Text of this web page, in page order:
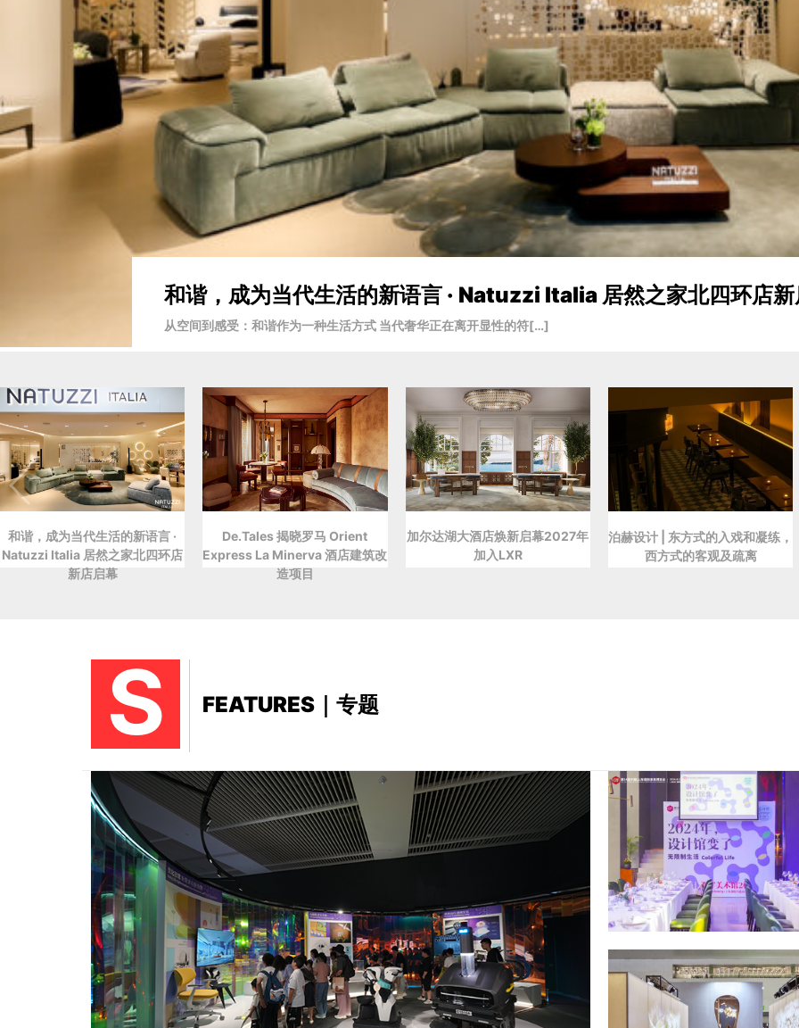
和谐，成为当代生活的新语言 · Natuzzi Italia 居然之家北四环店
从空间到感受：和谐作为一种生活方式 当代奢华正在离开显性的符[…]
和谐，成为当代生活的新语言 ·
Natuzzi Italia 居然之家北四环店
新店启幕
De.Tales 揭晓罗马 Orient
Express La Minerva 酒店建筑改
造项目
加尔达湖大酒店焕新启幕2027年
加入LXR
泊赫设计 | 东方式的入戏和凝练，
西方式的客观及疏离
S FEATURES｜专题